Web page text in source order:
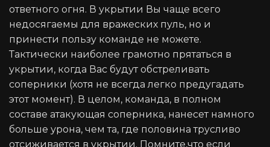
ответного огня. В укрытии Вы чаще всего
недосягаемы для вражеских пуль, но и
принести пользу команде не можете.
Тактически наиболее грамотно прятаться в
укрытии, когда Вас будут обстреливать
соперники (хотя не всегда легко предугадать
этот момент). В целом, команда, в полном
составе атакующая соперника, нанесет намного
больше урона, чем та, где половина трусливо
отсиживается в укрытии. Помните,что если